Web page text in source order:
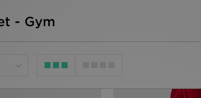
- Gym